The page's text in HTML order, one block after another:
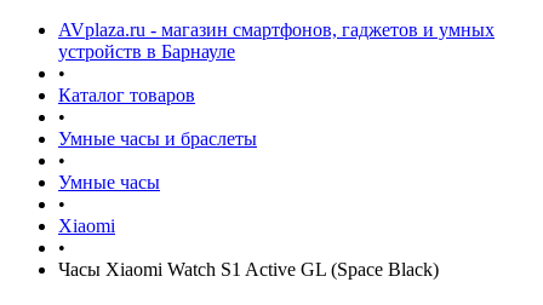
AVplaza.ru - магазин смартфонов, гаджетов и умных
устройств в Барнауле
•
Каталог товаров
•
Умные часы и браслеты
•
Умные часы
•
Xiaomi
•
Часы Xiaomi Watch S1 Active GL (Space Black)